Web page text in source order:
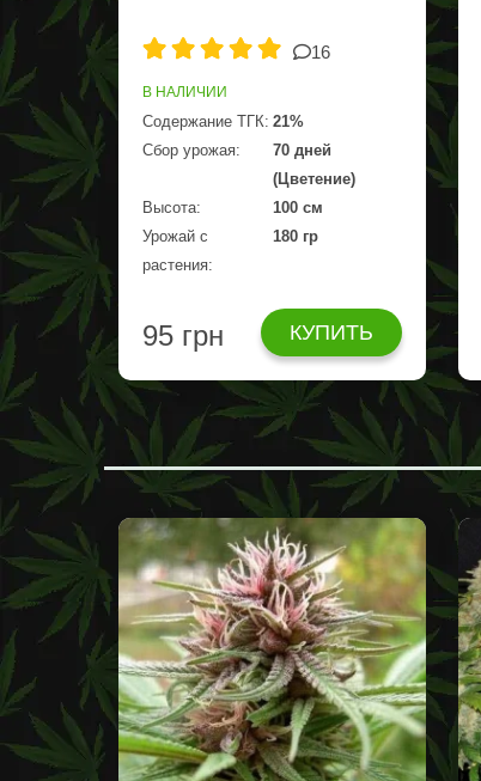
16
В НАЛИЧИИ
Содержание ТГК: 21%
Сбор урожая:
70 дней
(Цветение)
Высота:
100 см
Урожай с
растения:
180 гр
95 грн КУПИТЬ